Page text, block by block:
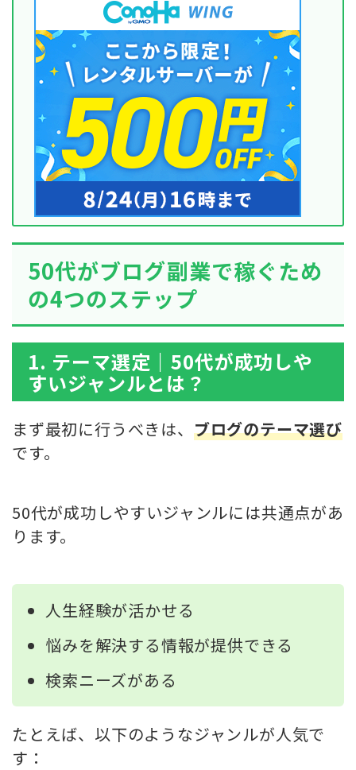
50代がブログ副業で稼ぐため
の4つのステップ
1. テーマ選定｜50代が成功しや
すいジャンルとは？
まず最初に行うべきは、 ブログのテーマ選び
です。
50代が成功しやすいジャンルには共通点があ
ります。
人生経験が活かせる
悩みを解決する情報が提供できる
検索ニーズがある
たとえば、以下のようなジャンルが人気で
す：